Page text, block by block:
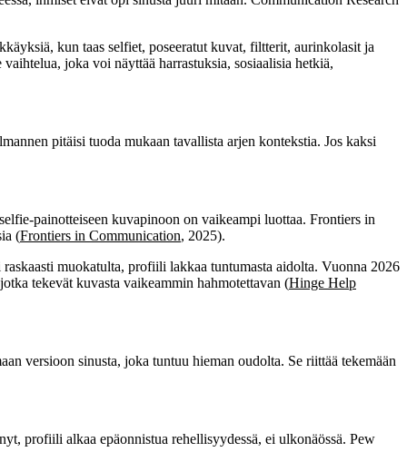
kun taas selfiet, poseeratut kuvat, filtterit, aurinkolasit ja
joka voi näyttää harrastuksia, sosiaalisia hetkiä,
pitäisi tuoda mukaan tavallista arjen kontekstia. Jos kaksi
painotteiseen kuvapinoon on vaikeampi luottaa. Frontiers in
(Frontiers in Communication, 2025).
muokatulta, profiili lakkaa tuntumasta aidolta. Vuonna 2026
tekevät kuvasta vaikeammin hahmotettavan (Hinge Help
versioon sinusta, joka tuntuu hieman oudolta. Se riittää tekemään
profiili alkaa epäonnistua rehellisyydessä, ei ulkonäössä. Pew